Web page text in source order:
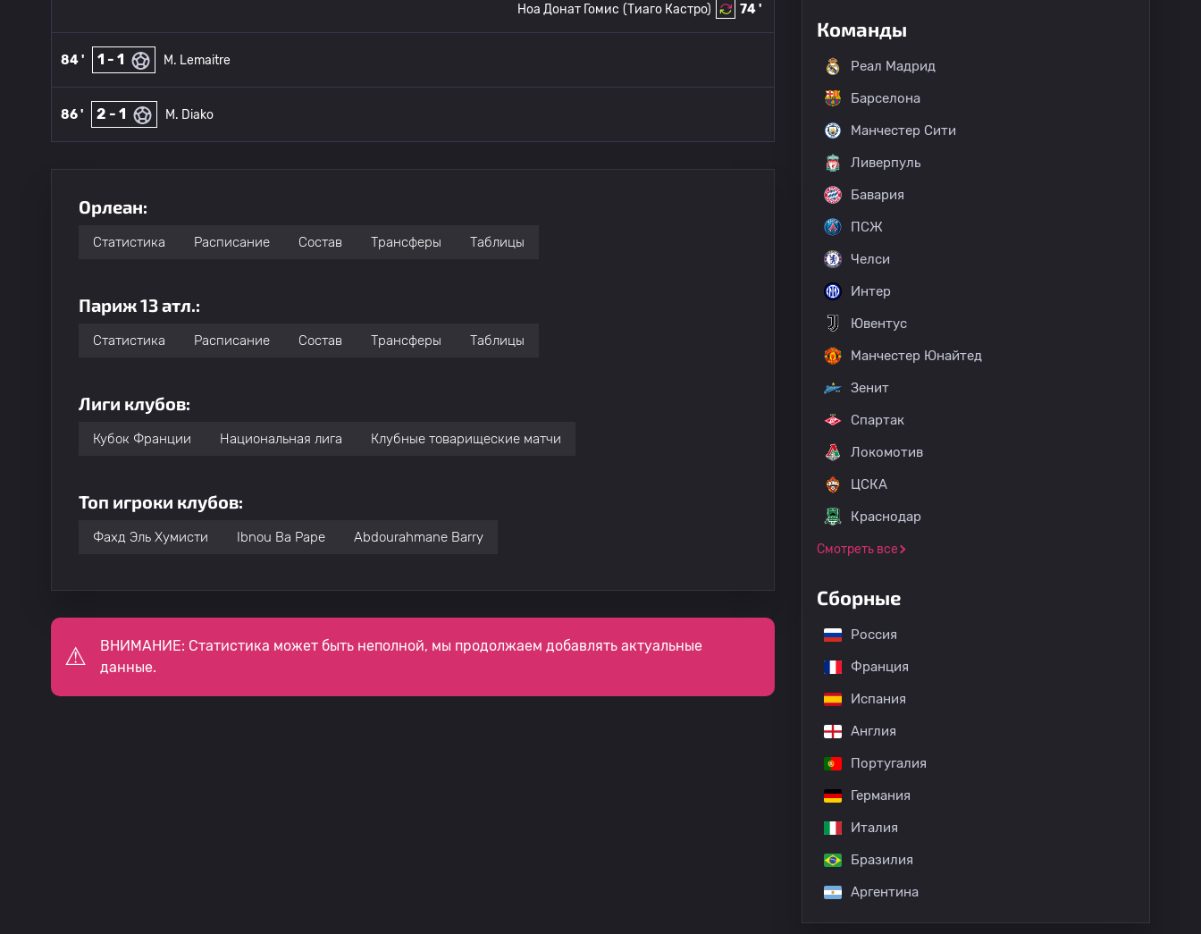
74 '
(Тиаго Кастро)
Ноа Донат Гомис
84 ' 1 - 1 M. Lemaitre
86 ' 2 - 1 M. Diako
Орлеан:
Статистика Расписание Состав Трансферы Таблицы
Париж 13 атл.:
Статистика Расписание Состав Трансферы Таблицы
Лиги клубов:
Кубок Франции Национальная лига Клубные товарищеские матчи
Топ игроки клубов:
Фахд Эль Хумисти Ibnou Ba Pape Abdourahmane Barry
ВНИМАНИЕ: Статистика может быть неполной, мы продолжаем добавлять актуальные
данные.
Команды
Реал Мадрид
Барселона
Манчестер Сити
Ливерпуль
Бавария
ПСЖ
Челси
Интер
Ювентус
Манчестер Юнайтед
Зенит
Спартак
Локомотив
ЦСКА
Краснодар
Смотреть все
Сборные
Россия
Франция
Испания
Англия
Португалия
Германия
Италия
Бразилия
Аргентина